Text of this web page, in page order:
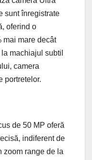
sunt înregistrate
oferind o
mai mare decât
machiajul subtil
camera
portretelor.
de 50 MP oferă
indiferent de
zoom range de la